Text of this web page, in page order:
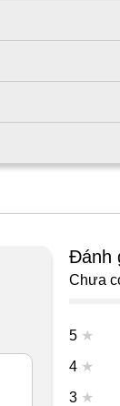
Đánh
Chưa
5 ★
4 ★
3 ★